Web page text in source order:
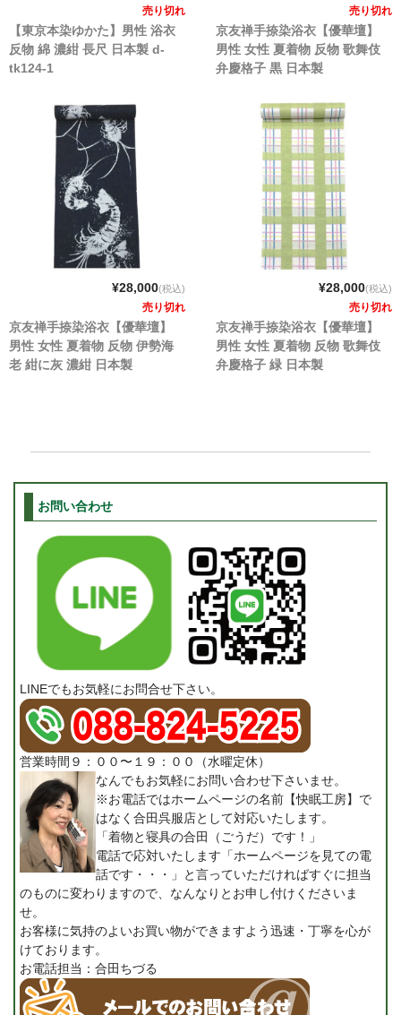
売り切れ
【東京本染ゆかた】男性 浴衣
反物 綿 濃紺 長尺 日本製 d-
tk124-1
売り切れ
京友禅手捺染浴衣【優華壇】
男性 女性 夏着物 反物 歌舞伎
弁慶格子 黒 日本製
¥28,000(税込)
売り切れ
京友禅手捺染浴衣【優華壇】
男性 女性 夏着物 反物 伊勢海
老 紺に灰 濃紺 日本製
¥28,000(税込)
売り切れ
京友禅手捺染浴衣【優華壇】
男性 女性 夏着物 反物 歌舞伎
弁慶格子 緑 日本製
お問い合わせ
LINEでもお気軽にお問合せ下さい。
営業時間９：００〜１９：００（水曜定休）
なんでもお気軽にお問い合わせ下さいませ。
※お電話ではホームページの名前【快眠工房】で
はなく合田呉服店として対応いたします。
「着物と寝具の合田（ごうだ）です！」
電話で応対いたします「ホームページを見ての電
話です・・・」と言っていただければすぐに担当
のものに変わりますので、なんなりとお申し付けくださいま
せ。
お客様に気持のよいお買い物ができますよう迅速・丁寧を心が
けております。
お電話担当：合田ちづる